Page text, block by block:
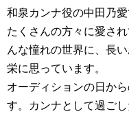
和泉カンナ役の中田乃愛
たくさんの方々に愛さ
んな憧れの世界に、長
栄に思っています。
オーディションの日か
す。カンナとして過ご